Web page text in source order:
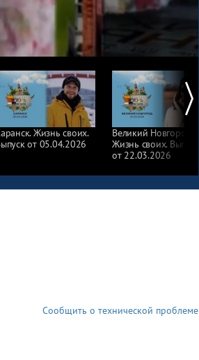
Жизнь своих.
от 05.04.2026
Великий Новгород.
Жизнь своих. Выпуск
от 22.03.2026
Сообщить о технической проблеме